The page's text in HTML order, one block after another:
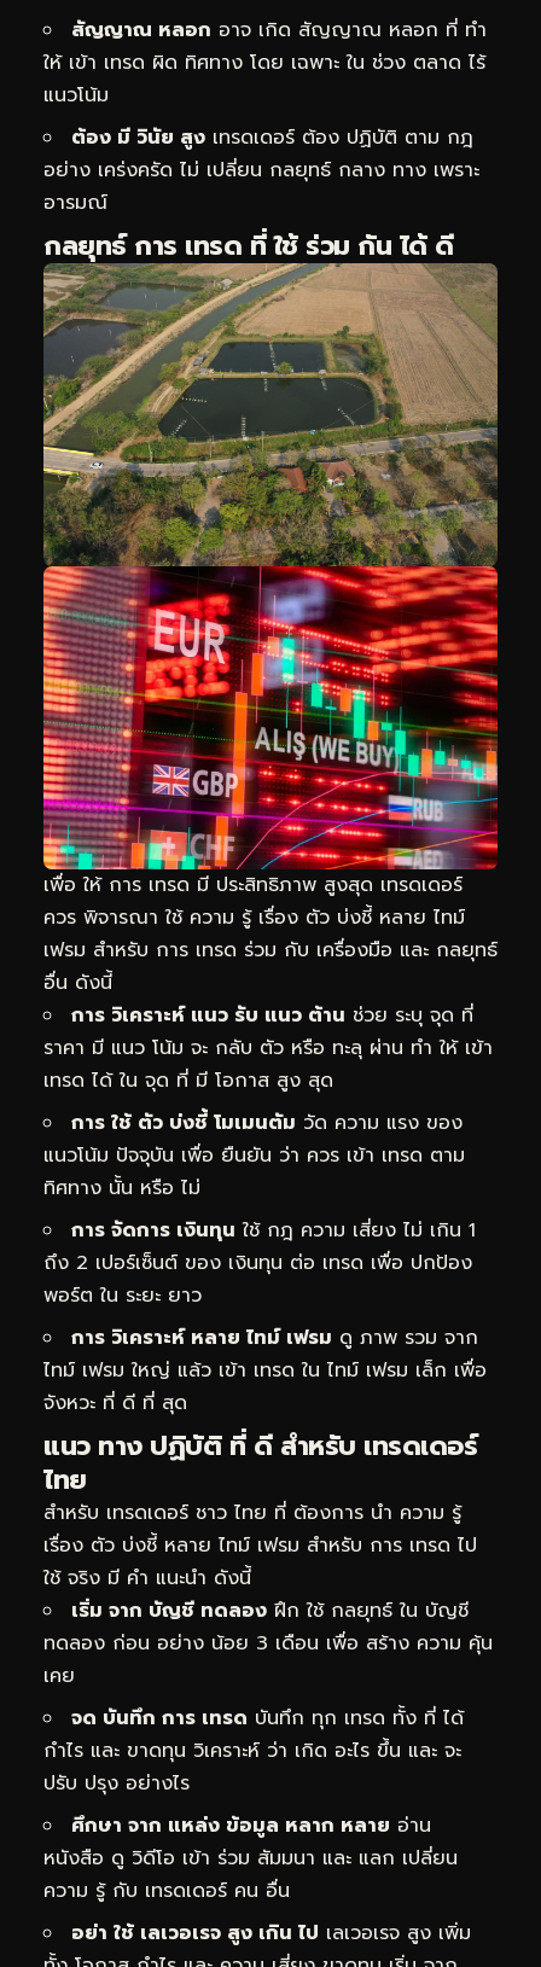
สัญญาณ หลอก อาจ เกิด สัญญาณ หลอก ที่ ทำ
ให้ เข้า เทรด ผิด ทิศทาง โดย เฉพาะ ใน ช่วง ตลาด ไร้
แนวโน้ม
ต้อง มี วินัย สูง เทรดเดอร์ ต้อง ปฏิบัติ ตาม กฎ
อย่าง เคร่งครัด ไม่ เปลี่ยน กลยุทธ์ กลาง ทาง เพราะ
อารมณ์
กลยุทธ์ การ เทรด ที่ ใช้ ร่วม กัน ได้ ดี
เพื่อ ให้ การ เทรด มี ประสิทธิภาพ สูงสุด เทรดเดอร์
ควร พิจารณา ใช้ ความ รู้ เรื่อง ตัว บ่งชี้ หลาย ไทม์
เฟรม สำหรับ การ เทรด ร่วม กับ เครื่องมือ และ กลยุทธ์
อื่น ดังนี้
การ วิเคราะห์ แนว รับ แนว ต้าน ช่วย ระบุ จุด ที่
ราคา มี แนว โน้ม จะ กลับ ตัว หรือ ทะลุ ผ่าน ทำ ให้ เข้า
เทรด ได้ ใน จุด ที่ มี โอกาส สูง สุด
การ ใช้ ตัว บ่งชี้ โมเมนตัม วัด ความ แรง ของ
แนวโน้ม ปัจจุบัน เพื่อ ยืนยัน ว่า ควร เข้า เทรด ตาม
ทิศทาง นั้น หรือ ไม่
การ จัดการ เงินทุน ใช้ กฎ ความ เสี่ยง ไม่ เกิน 1
ถึง 2 เปอร์เซ็นต์ ของ เงินทุน ต่อ เทรด เพื่อ ปกป้อง
พอร์ต ใน ระยะ ยาว
การ วิเคราะห์ หลาย ไทม์ เฟรม ดู ภาพ รวม จาก
ไทม์ เฟรม ใหญ่ แล้ว เข้า เทรด ใน ไทม์ เฟรม เล็ก เพื่อ
จังหวะ ที่ ดี ที่ สุด
แนว ทาง ปฏิบัติ ที่ ดี สำหรับ เทรดเดอร์
ไทย
สำหรับ เทรดเดอร์ ชาว ไทย ที่ ต้องการ นำ ความ รู้
เรื่อง ตัว บ่งชี้ หลาย ไทม์ เฟรม สำหรับ การ เทรด ไป
ใช้ จริง มี คำ แนะนำ ดังนี้
เริ่ม จาก บัญชี ทดลอง ฝึก ใช้ กลยุทธ์ ใน บัญชี
ทดลอง ก่อน อย่าง น้อย 3 เดือน เพื่อ สร้าง ความ คุ้น
เคย
จด บันทึก การ เทรด บันทึก ทุก เทรด ทั้ง ที่ ได้
กำไร และ ขาดทุน วิเคราะห์ ว่า เกิด อะไร ขึ้น และ จะ
ปรับ ปรุง อย่างไร
ศึกษา จาก แหล่ง ข้อมูล หลาก หลาย อ่าน
หนังสือ ดู วิดีโอ เข้า ร่วม สัมมนา และ แลก เปลี่ยน
ความ รู้ กับ เทรดเดอร์ คน อื่น
อย่า ใช้ เลเวอเรจ สูง เกิน ไป เลเวอเรจ สูง เพิ่ม